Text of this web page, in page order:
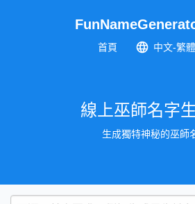
首頁 中文-繁體
線上巫師名字
生成獨特神秘的巫師